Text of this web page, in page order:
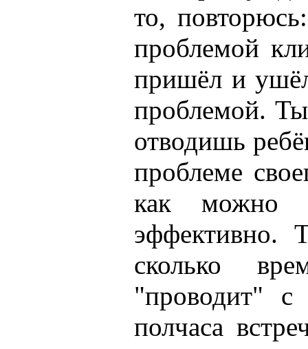
то,
проблемой
пришёл и
проблемой.
отводишь
проблеме
как можно
эффективно.
сколько
"проводит"
полчаса